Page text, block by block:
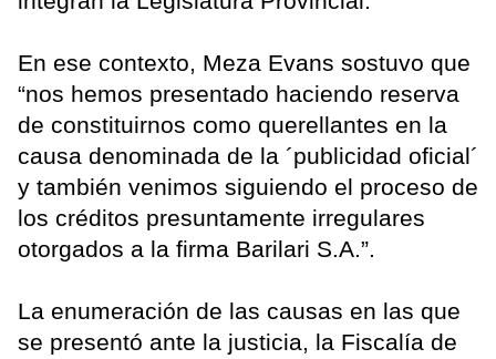
En ese contexto, Meza Evans sostuvo que
“nos hemos presentado haciendo reserva
de constituirnos como querellantes en la
causa denominada de la ´publicidad oficial´
y también venimos siguiendo el proceso de
los créditos presuntamente irregulares
otorgados a la firma Barilari S.A.”.
La enumeración de las causas en las que
se presentó ante la justicia, la Fiscalía de